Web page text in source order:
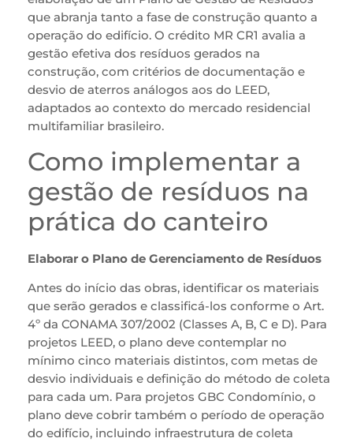
que abranja tanto a fase de construção quanto a
operação do edifício. O crédito MR CR1 avalia a
gestão efetiva dos resíduos gerados na
construção, com critérios de documentação e
desvio de aterros análogos aos do LEED,
adaptados ao contexto do mercado residencial
multifamiliar brasileiro.
Como implementar a
gestão de resíduos na
prática do canteiro
Elaborar o Plano de Gerenciamento de Resíduos
Antes do início das obras, identificar os materiais
que serão gerados e classificá-los conforme o Art.
4º da CONAMA 307/2002 (Classes A, B, C e D). Para
projetos LEED, o plano deve contemplar no
mínimo cinco materiais distintos, com metas de
desvio individuais e definição do método de coleta
para cada um. Para projetos GBC Condomínio, o
plano deve cobrir também o período de operação
do edifício, incluindo infraestrutura de coleta